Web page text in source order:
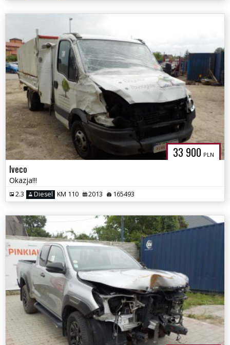
33 900 PLN
Iveco
Okazja!!!
2.3 Diesel KM 110 2013 165493